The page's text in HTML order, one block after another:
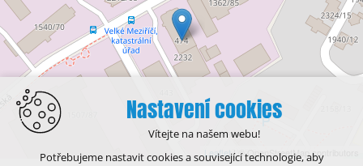
Leaflet | © OpenStreetMap contributors
Nastavení cookies
Vítejte na našem webu!
Potřebujeme nastavit cookies a související technologie, aby